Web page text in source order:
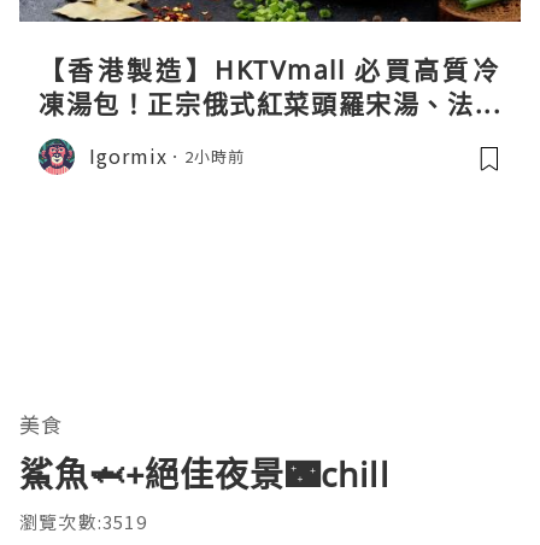
【香港製造】HKTVmall 必買高質冷
凍湯包！正宗俄式紅菜頭羅宋湯、法式
龍蝦濃湯與生酮膠原蛋白骨頭湯全攻略
Igormix 2小時前
美食
鯊魚🦈+絕佳夜景🌃chill
瀏覽次數:3519